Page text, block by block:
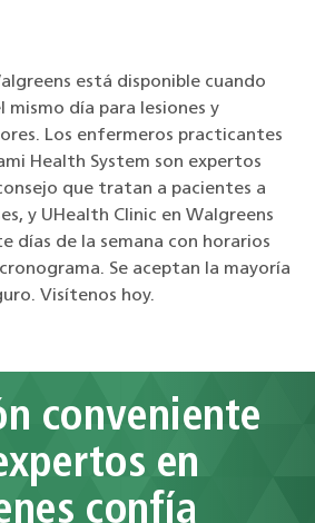
está disponible cuando
mismo día para lesiones y
Los enfermeros practicantes
Health System son expertos
que tratan a pacientes a
y UHealth Clinic en Walgreens
días de la semana con horarios
Se aceptan la mayoría
Visítenos hoy.
conveniente
en
confía